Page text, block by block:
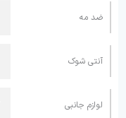
ضد مه
آنتی شوک
لوازم جانبی